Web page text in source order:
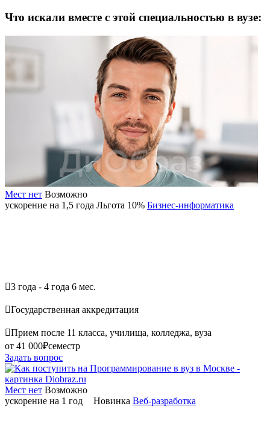
Что искали вместе с этой специальностью в вузе:
Мест нет Возможно
ускорение на 1,5 года Льгота 10% Бизнес-информатика
3 года - 4 года 6 мес.
Государственная аккредитация
Прием после 11 класса, училища, колледжа, вуза
от 41 000₽семестр
Задать вопрос
Мест нет Возможно
ускорение на 1 год
Новинка Веб-разработка